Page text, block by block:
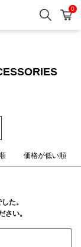
検索 カ
0
価格が低い順
た。
さい。